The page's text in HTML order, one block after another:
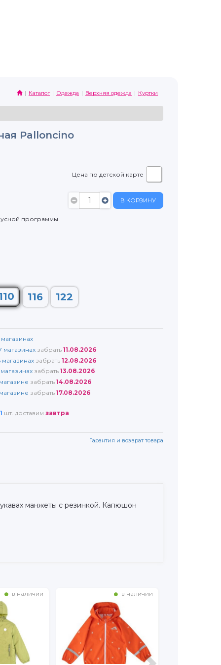
Каталог Одежда Верхняя одежда Куртки
Palloncino
Цена по детской карте
В КОРЗИНУ
программы
116 122
магазинах
магазинах забрать 11.08.2026
магазинах забрать 12.08.2026
магазинах забрать 13.08.2026
магазине забрать 14.08.2026
магазине забрать 17.08.2026
1 шт. доставим завтра
Гарантия и возврат товара
манжеты с резинкой. Капюшон
в наличии в наличии